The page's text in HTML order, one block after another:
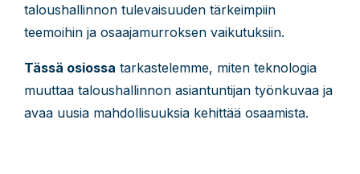
taloushallinnon tulevaisuuden tärkeimpiin
teemoihin ja osaajamurroksen vaikutuksiin.
Tässä osiossa tarkastelemme, miten teknologia
muuttaa taloushallinnon asiantuntijan työnkuvaa ja
avaa uusia mahdollisuuksia kehittää osaamista.